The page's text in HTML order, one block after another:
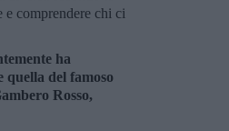
e comprendere chi ci
ha
quella del famoso
Rosso,